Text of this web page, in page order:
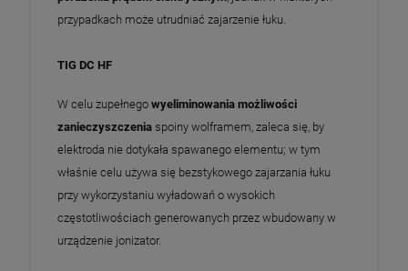
przypadkach może utrudniać zajarzenie łuku.
TIG DC HF
W celu zupełnego wyeliminowania możliwości
zanieczyszczenia spoiny wolframem, zaleca się, by
elektroda nie dotykała spawanego elementu; w tym
właśnie celu używa się bezstykowego zajarzania łuku
przy wykorzystaniu wyładowań o wysokich
częstotliwościach generowanych przez wbudowany w
urządzenie jonizator.